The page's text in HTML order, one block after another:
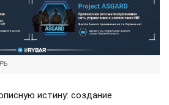
истину: создание